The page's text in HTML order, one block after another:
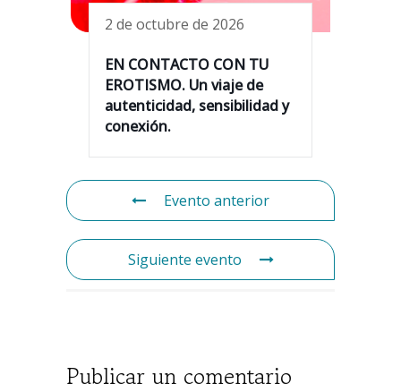
2 de octubre de 2026
EN CONTACTO CON TU
EROTISMO. Un viaje de
autenticidad, sensibilidad y
conexión.
Evento anterior
Siguiente evento
Publicar un comentario